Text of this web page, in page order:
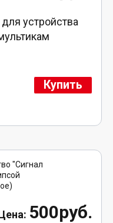
устройства
Купить
500руб.